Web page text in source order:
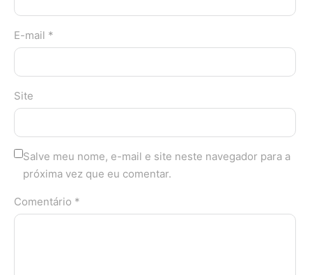
E-mail *
Site
Salve meu nome, e-mail e site neste navegador para a
próxima vez que eu comentar.
Comentário *